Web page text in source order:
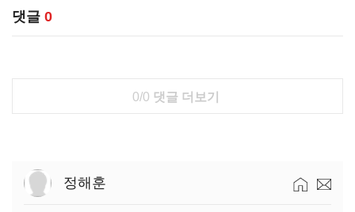
댓글 0
0/0 댓글 더보기
정해훈